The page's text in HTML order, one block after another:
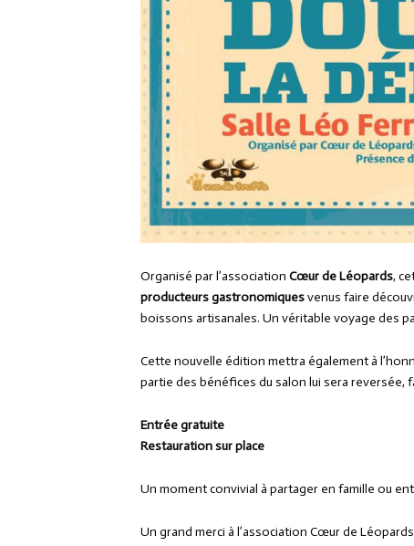
Organisé par l’associationCœur de Léopards,
producteurs gastronomiquesvenus faire
boissons artisanales. Un véritable voyage des
Cette nouvelle édition mettra également à
partie des bénéfices du salon lui sera
Entrée gratuite
Restauration sur place
Un moment convivial à partager en famille ou
Un grand merci à l’association Cœur de Léopards